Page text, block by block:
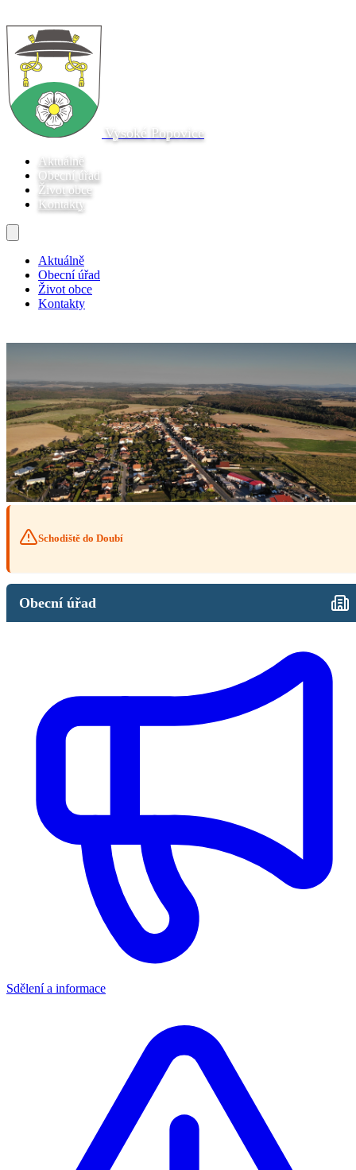
Vysoké Popovice
Aktuálně
Obecní úřad
Život obce
Kontakty
Aktuálně
Obecní úřad
Život obce
Kontakty
Schodiště do Doubí
Obecní úřad
Sdělení a informace